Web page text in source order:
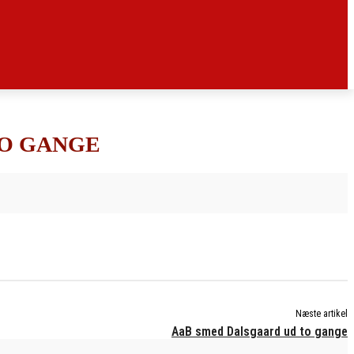
GANGE
Næste artikel
AaB smed Dalsgaard ud to gange